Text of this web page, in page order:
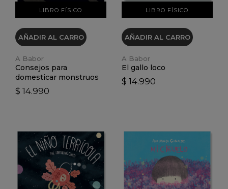
LIBRO FÍSICO
AÑADIR AL CARRO
A Babor
Consejos para
domesticar monstruos
$ 14.990
LIBRO FÍSICO
AÑADIR AL CARRO
A Babor
El gallo loco
$ 14.990
VER DETALLES VER DETALLES